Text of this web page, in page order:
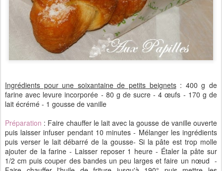
Ingrédients pour une soixantaine de petits beignets: 400 g de
farine avec levure incorporée - 80 g de sucre - 4 œufs - 170 g de
lait écrémé - 1 gousse de vanille
Préparation : Faire chauffer le lait avec la gousse de vanille ouverte
puis laisser infuser pendant 10 minutes - Mélanger les ingrédients
puis verser le lait débarré de la gousse- Si la pâte est trop molle
ajouter de la farine - Laisser reposer 1 heure - Étaler la pâte sur
1/2 cm puis couper des bandes un peu larges et faire un nœud -